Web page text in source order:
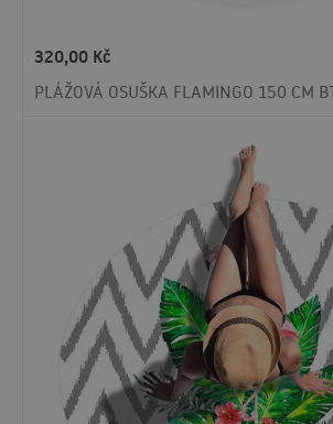
320,00 Kč
PLÁŽOVÁ OSUŠKA FLAMINGO 150 CM